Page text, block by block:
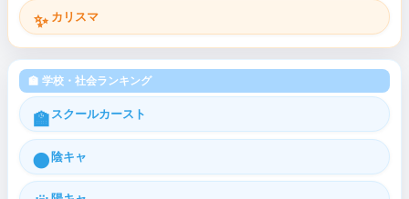
✨ カリスマ
🏫 学校・社会ランキング
🏫 スクールカースト
🌑陰キャ